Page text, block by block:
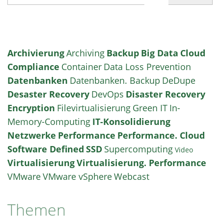
ArchivierungArchiving Backup Big Data Cloud
Compliance Container Data Loss Prevention
Datenbanken Datenbanken. Backup DeDupe
Desaster Recovery DevOps Disaster Recovery
Encryption Filevirtualisierung Green IT In-
Memory-Computing IT-Konsolidierung
Netzwerke Performance Performance. Cloud
Software Defined SSD Supercomputing Video
VirtualisierungVirtualisierung. Performance
VMwareVMware vSphereWebcast
Themen